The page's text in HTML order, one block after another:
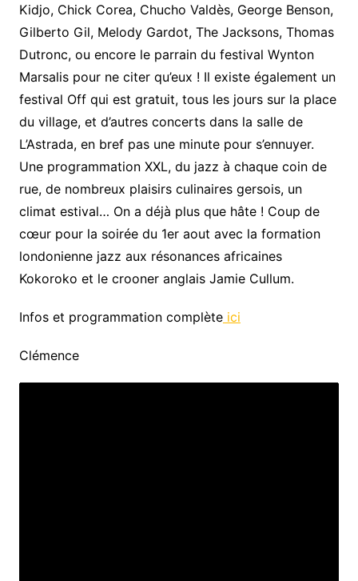
Kidjo, Chick Corea, Chucho Valdès, George Benson,
Gilberto Gil, Melody Gardot, The Jacksons, Thomas
Dutronc, ou encore le parrain du festival Wynton
Marsalis pour ne citer qu’eux ! Il existe également un
festival Off qui est gratuit, tous les jours sur la place
du village, et d’autres concerts dans la salle de
L’Astrada, en bref pas une minute pour s’ennuyer.
Une programmation XXL, du jazz à chaque coin de
rue, de nombreux plaisirs culinaires gersois, un
climat estival… On a déjà plus que hâte ! Coup de
cœur pour la soirée du 1eraout avec la formation
londonienne jazz aux résonances africaines
Kokoroko et le crooner anglais Jamie Cullum.
Infos et programmation complèteici
Clémence